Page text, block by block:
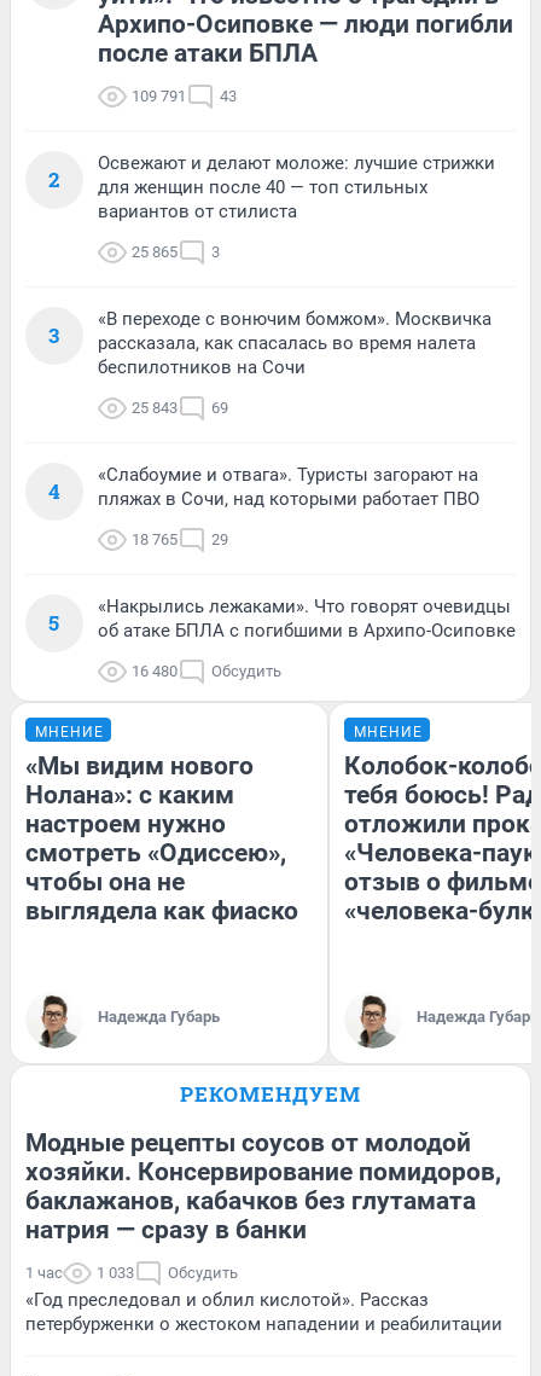
Архипо-Осиповке — люди погибли
после атаки БПЛА
109 791 43
2
Освежают и делают моложе: лучшие стрижки
для женщин после 40 — топ стильных
вариантов от стилиста
25 865 3
3
«В переходе с вонючим бомжом». Москвичка
рассказала, как спасалась во время налета
беспилотников на Сочи
25 843 69
4
«Слабоумие и отвага». Туристы загорают на
пляжах в Сочи, над которыми работает ПВО
18 765 29
5
«Накрылись лежаками». Что говорят очевидцы
об атаке БПЛА с погибшими в Архипо-Осиповке
16 480 Обсудить
МНЕНИЕ
«Мы видим нового
Нолана»: с каким
настроем нужно
смотреть «Одиссею»,
чтобы она не
выглядела как фиаско
Надежда Губарь
МНЕНИЕ
Колобок-
тебя боюсь!
отложили
«Человека-
отзыв о
«человека-
Надежда Губарь
РЕКОМЕНДУЕМ
Модные рецепты соусов от молодой
хозяйки. Консервирование помидоров,
баклажанов, кабачков без глутамата
натрия — сразу в банки
1 час 1 033 Обсудить
«Год преследовал и облил кислотой». Рассказ
петербурженки о жестоком нападении и реабилитации